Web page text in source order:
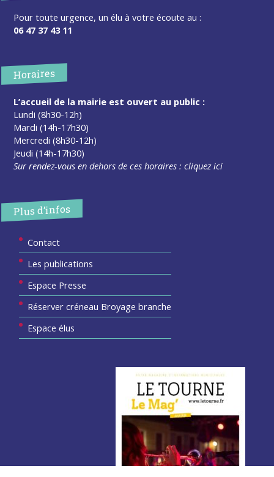
Pour toute urgence, un élu à votre écoute au :
06 47 37 43 11
Horaires
L’accueil de la mairie est ouvert au public :
Lundi (8h30-12h)
Mardi (14h-17h30)
Mercredi (8h30-12h)
Jeudi (14h-17h30)
Sur rendez-vous en dehors de ces horaires :cliquez ici
Plus d’infos
Contact
Les publications
Espace Presse
Réserver créneau Broyage branche
Espace élus